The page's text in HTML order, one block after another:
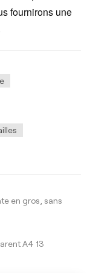
fournirons une
en gros, sans
A4 13